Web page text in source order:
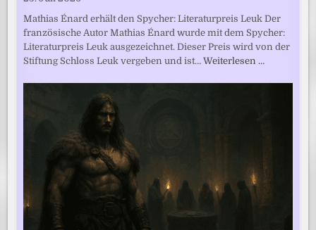
Mathias Énard erhält den Spycher: Literaturpreis Leuk Der
französische Autor Mathias Énard wurde mit dem Spycher:
Literaturpreis Leuk ausgezeichnet. Dieser Preis wird von der
Stiftung Schloss Leuk vergeben und ist…Weiterlesen …